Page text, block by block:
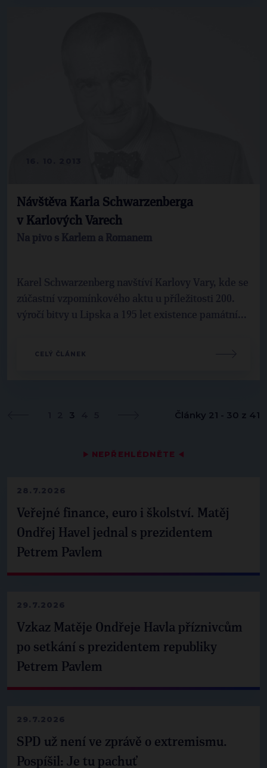
▶ NEPŘEHLÉDNĚTE ◀
28.7.2026
Veřejné finance, euro i školství. Matěj
Ondřej Havel jednal s prezidentem
Petrem Pavlem
29.7.2026
Vzkaz Matěje Ondřeje Havla příznivcům
po setkání s prezidentem republiky
Petrem Pavlem
29.7.2026
SPD už není ve zprávě o extremismu.
Pospíšil: Je tu pachuť
Návštěva Karla Schwarzenberga
v Karlových Varech
Na pivo s Karlem a Romanem
Karel Schwarzenberg navštíví Karlovy Vary, kde se
zúčastní vzpomínkového aktu u příležitosti 200.
výročí bitvy u Lipska a 195 let existence památní...
CELÝ ČLÁNEK
3 Články 21 - 30 z 41